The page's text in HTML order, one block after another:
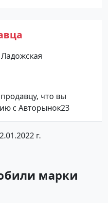
что вы
с Авторынок23
г.
марки